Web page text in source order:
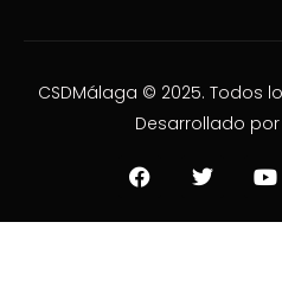
CSDMálaga © 2025. Todos
Desarrollado por